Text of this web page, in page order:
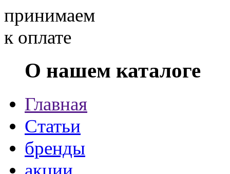
О нашем каталоге
Главная
Статьи
бренды